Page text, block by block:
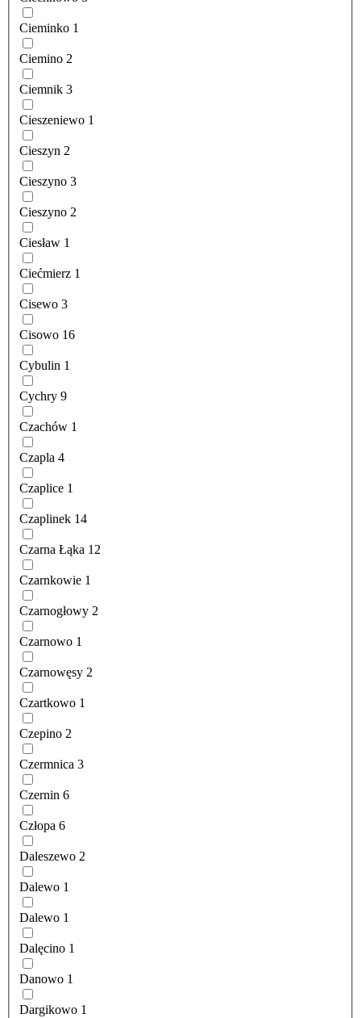
Cieminko 1
Ciemino 2
Ciemnik 3
Cieszeniewo 1
Cieszyn 2
Cieszyno 3
Cieszyno 2
Ciesław 1
Ciećmierz 1
Cisewo 3
Cisowo 16
Cybulin 1
Cychry 9
Czachów 1
Czapla 4
Czaplice 1
Czaplinek 14
Czarna Łąka 12
Czarnkowie 1
Czarnogłowy 2
Czarnowo 1
Czarnowęsy 2
Czartkowo 1
Czepino 2
Czermnica 3
Czernin 6
Człopa 6
Daleszewo 2
Dalewo 1
Dalewo 1
Dalęcino 1
Danowo 1
Dargikowo 1